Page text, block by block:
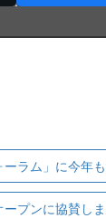
ラム」に今年
プンに協賛し